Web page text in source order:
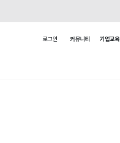
로그인 커뮤니티 기업교육